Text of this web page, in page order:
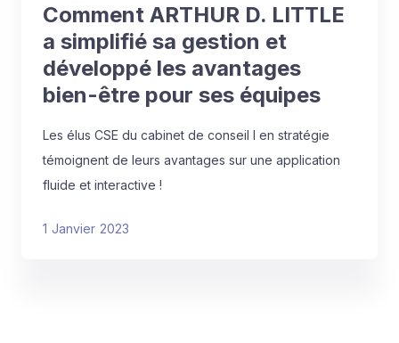
Comment ARTHUR D. LITTLE
a simplifié sa gestion et
développé les avantages
bien-être pour ses équipes
Les élus CSE du cabinet de conseil l en stratégie
témoignent de leurs avantages sur une application
fluide et interactive !
1 Janvier 2023